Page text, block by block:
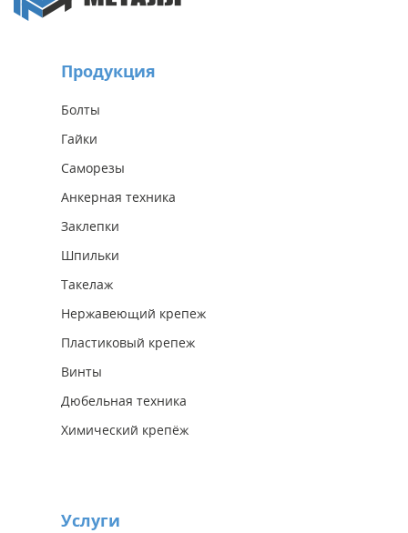
Продукция
Болты
Гайки
Саморезы
Анкерная техника
Заклепки
Шпильки
Такелаж
Нержавеющий крепеж
Пластиковый крепеж
Винты
Дюбельная техника
Химический крепёж
Услуги